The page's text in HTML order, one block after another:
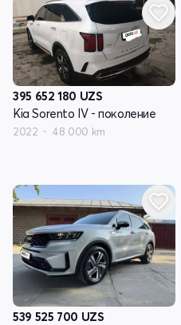
395 652 180 UZS
Kia Sorento IV - поколение
2022 48 000 km
539 525 700 UZS